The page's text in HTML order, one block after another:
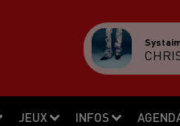
JEUX INFOS